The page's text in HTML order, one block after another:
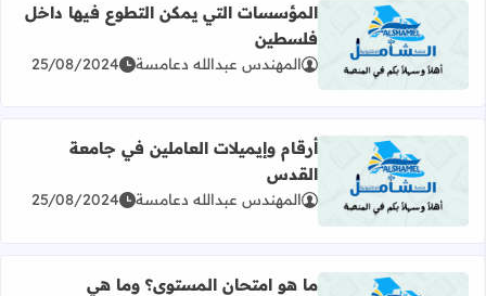
اقرأ المزيد عن المؤسسات التي يمكن التطوع فيها داخل
المؤسسات التي يمكن التطوع فيها داخل
فلسطين
المهندس عبدالله دعامسة 25/08/2024
اقرأ المزيد عن أرقام وإيميلات العاملين في جامعة القدس
أرقام وإيميلات العاملين في جامعة
القدس
المهندس عبدالله دعامسة 25/08/2024
ما هو امتحان المستوى؟ وما هي